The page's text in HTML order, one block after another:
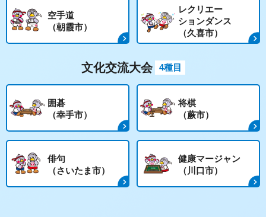
空手道
（朝霞市）
レクリエー
ションダンス
（久喜市）
文化交流大会 4種目
囲碁
（幸手市）
将棋
（蕨市）
俳句
（さいたま市）
健康マージャン
（川口市）